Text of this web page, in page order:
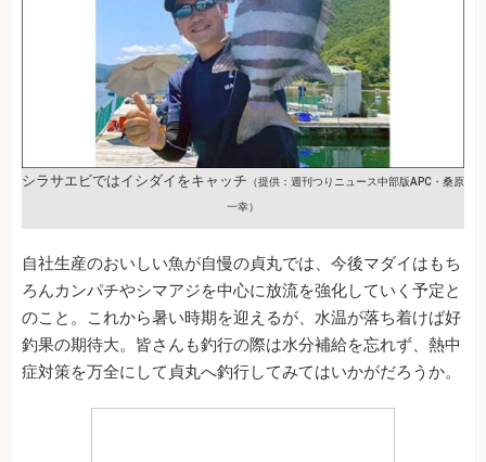
シラサエビではイシダイをキャッチ （提供：週刊つりニュース中部版APC・桑原
一幸）
自社生産のおいしい魚が自慢の貞丸では、今後マダイはもち
ろんカンパチやシマアジを中心に放流を強化していく予定と
のこと。これから暑い時期を迎えるが、水温が落ち着けば好
釣果の期待大。皆さんも釣行の際は水分補給を忘れず、熱中
症対策を万全にして貞丸へ釣行してみてはいかがだろうか。